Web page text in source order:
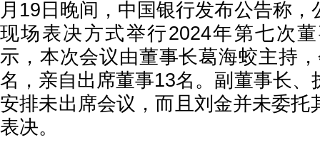
月19日晚间，中国银行发布公告称
现场表决方式举行2024年第七次
示，本次会议由董事长葛海蛟主持
名，亲自出席董事13名。副董事长、
安排未出席会议，而且刘金并未委托
表决。